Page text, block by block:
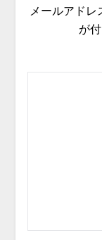
メールアドレ
が